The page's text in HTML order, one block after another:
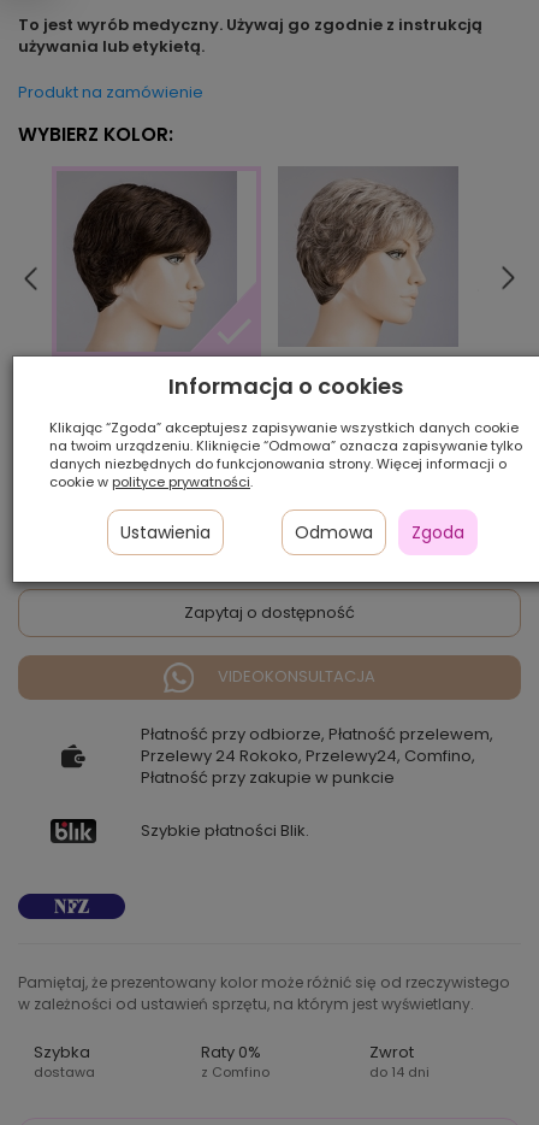
To jest wyrób medyczny. Używaj go zgodnie z instrukcją
używania lub etykietą.
Produkt na zamówienie
WYBIERZ KOLOR:
Ilość szt.:
1 450,00 zł
Zapytaj o dostępność
VIDEOKONSULTACJA
Płatność przy odbiorze, Płatność przelewem,
Przelewy 24 Rokoko, Przelewy24, Comfino,
Płatność przy zakupie w punkcie
Szybkie płatności Blik.
Pamiętaj, że prezentowany kolor może różnić się od rzeczywistego
w zależności od ustawień sprzętu, na którym jest wyświetlany.
Szybka
dostawa
Raty 0%
z Comfino
Zwrot
do 14 dni
Informacja o cookies
Klikając “Zgoda” akceptujesz zapisywanie wszystkich danych cookie
na twoim urządzeniu. Kliknięcie “Odmowa” oznacza zapisywanie tylko
danych niezbędnych do funkcjonowania strony. Więcej informacji o
cookie w polityce prywatności.
Ustawienia Odmowa Zgoda